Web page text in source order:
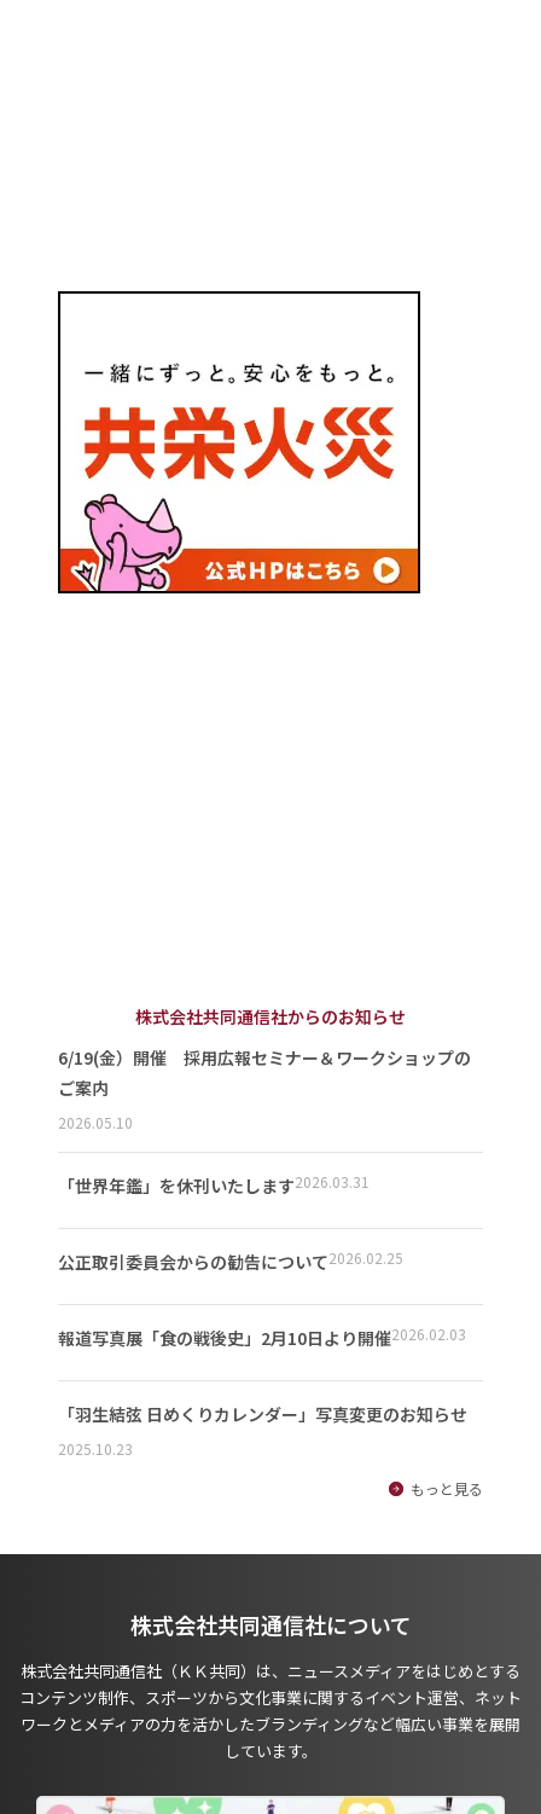
株式会社共同通信社からのお知らせ
6/19(金）開催 採用広報セミナー＆ワークショップの
ご案内
2026.05.10
「世界年鑑」を休刊いたします2026.03.31
公正取引委員会からの勧告について2026.02.25
報道写真展「食の戦後史」2月10日より開催2026.02.03
「羽生結弦 日めくりカレンダー」写真変更のお知らせ
2025.10.23
もっと見る
株式会社共同通信社について
株式会社共同通信社（ＫＫ共同）は、ニュースメディアをはじめとする
コンテンツ制作、スポーツから文化事業に関するイベント運営、ネット
ワークとメディアの力を活かしたブランディングなど幅広い事業を展開
しています。